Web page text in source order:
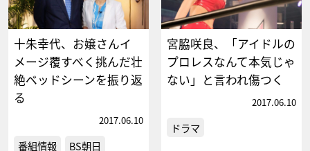
十朱幸代、お嬢さんイ
メージ覆すべく挑んだ壮
絶ベッドシーンを振り返
る
2017.06.10
番組情報 BS朝日
宮脇咲良、「アイドルの
プロレスなんて本気じゃ
ない」と言われ傷つく
2017.06.10
ドラマ